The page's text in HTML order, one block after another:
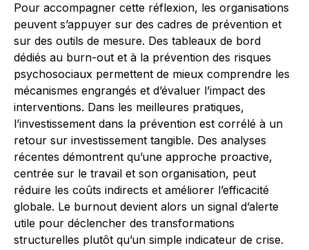
Pour accompagner cette réflexion, les organisations
peuvent s’appuyer sur des cadres de prévention et
sur des outils de mesure. Des tableaux de bord
dédiés au burn-out et à la prévention des risques
psychosociaux permettent de mieux comprendre les
mécanismes engrangés et d’évaluer l’impact des
interventions. Dans les meilleures pratiques,
l’investissement dans la prévention est corrélé à un
retour sur investissement tangible. Des analyses
récentes démontrent qu’une approche proactive,
centrée sur le travail et son organisation, peut
réduire les coûts indirects et améliorer l’efficacité
globale. Le burnout devient alors un signal d’alerte
utile pour déclencher des transformations
structurelles plutôt qu’un simple indicateur de crise.